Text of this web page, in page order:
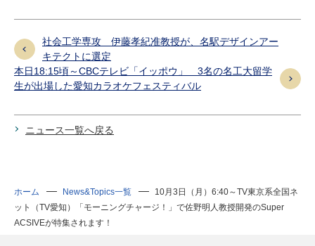
社会工学専攻 伊藤孝紀准教授が、名駅デザインアー
キテクトに選定
本日18:15頃～CBCテレビ「イッポウ」 3名の名工大留学
生が出場した愛知カラオケフェスティバル
ニュース一覧へ戻る
ホーム News&Topics一覧
10月3日（月）6:40～TV東京系全国ネ
ット（TV愛知）「モーニングチャージ！」で佐野明人教授開発のSuper
ACSIVEが特集されます！